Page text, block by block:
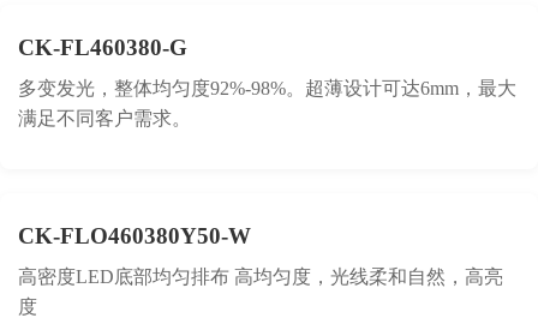
CK-FL460380-G
多变发光，整体均匀度92%-98%。超薄设计可达6mm，最大
满足不同客户需求。
CK-FLO460380Y50-W
高密度LED底部均匀排布 高均匀度，光线柔和自然，高亮
度